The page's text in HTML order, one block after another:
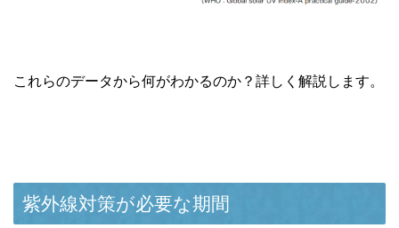
これらのデータから何がわかるのか？詳しく解説します。
紫外線対策が必要な期間